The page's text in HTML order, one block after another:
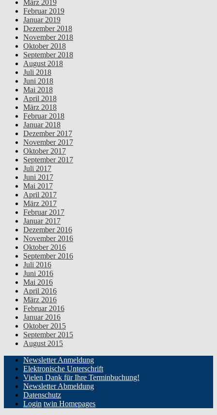
März 2019
Februar 2019
Januar 2019
Dezember 2018
November 2018
Oktober 2018
September 2018
August 2018
Juli 2018
Juni 2018
Mai 2018
April 2018
März 2018
Februar 2018
Januar 2018
Dezember 2017
November 2017
Oktober 2017
September 2017
Juli 2017
Juni 2017
Mai 2017
April 2017
März 2017
Februar 2017
Januar 2017
Dezember 2016
November 2016
Oktober 2016
September 2016
Juli 2016
Juni 2016
Mai 2016
April 2016
März 2016
Februar 2016
Januar 2016
Oktober 2015
September 2015
August 2015
Newsletter Anmeldung
Elektronische Unterschrift
Vielen Dank für Ihre Terminbuchung!
Newsletter Abmeldung
Datenschutz
Login twin Homepages